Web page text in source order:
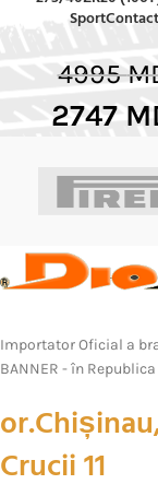
4995
2747
Importator Oficial a
BANNER - în
Crucii 11